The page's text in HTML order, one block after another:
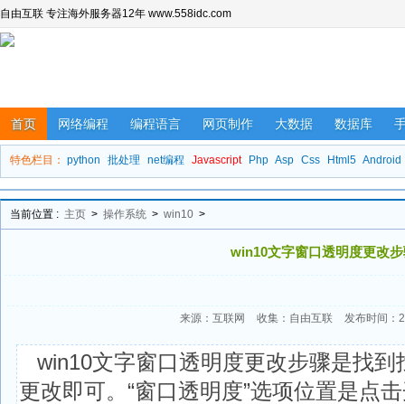
自由互联 专注海外服务器12年 www.558idc.com
首页 网络编程 编程语言 网页制作 大数据 数据库
特色栏目： python 批处理 net编程 Javascript Php Asp Css Html5 Android
当前位置 : 主页 > 操作系统 > win10 >
win10文字窗口透明度更改
来源：互联网 收集：自由互联 发布时间：
win10文字窗口透明度更改步骤是找到
更改即可。“窗口透明度”选项位置是点